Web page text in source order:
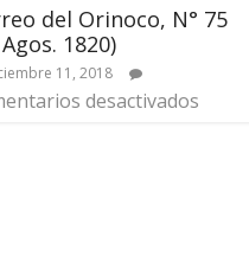
del Orinoco, N° 75
1820)
11, 2018
desactivados